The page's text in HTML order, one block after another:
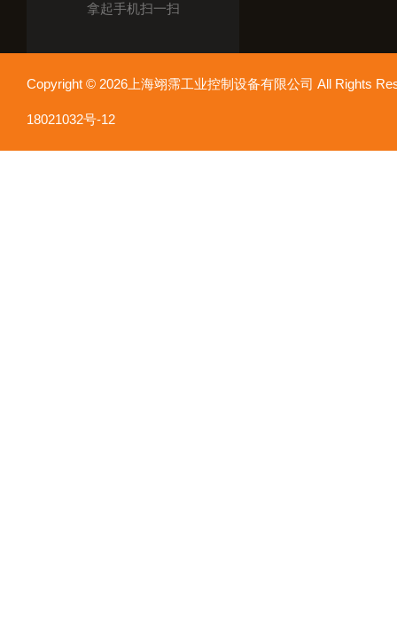
拿起手机扫一扫
Copyright © 2026上海翊霈工业控制设备有限公司 All Rights
18021032号-12